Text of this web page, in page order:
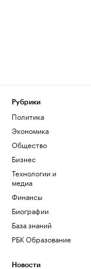
Рубрики
Политика
Экономика
Общество
Бизнес
Технологии и
медиа
Финансы
Биографии
База знаний
РБК Образование
Новости